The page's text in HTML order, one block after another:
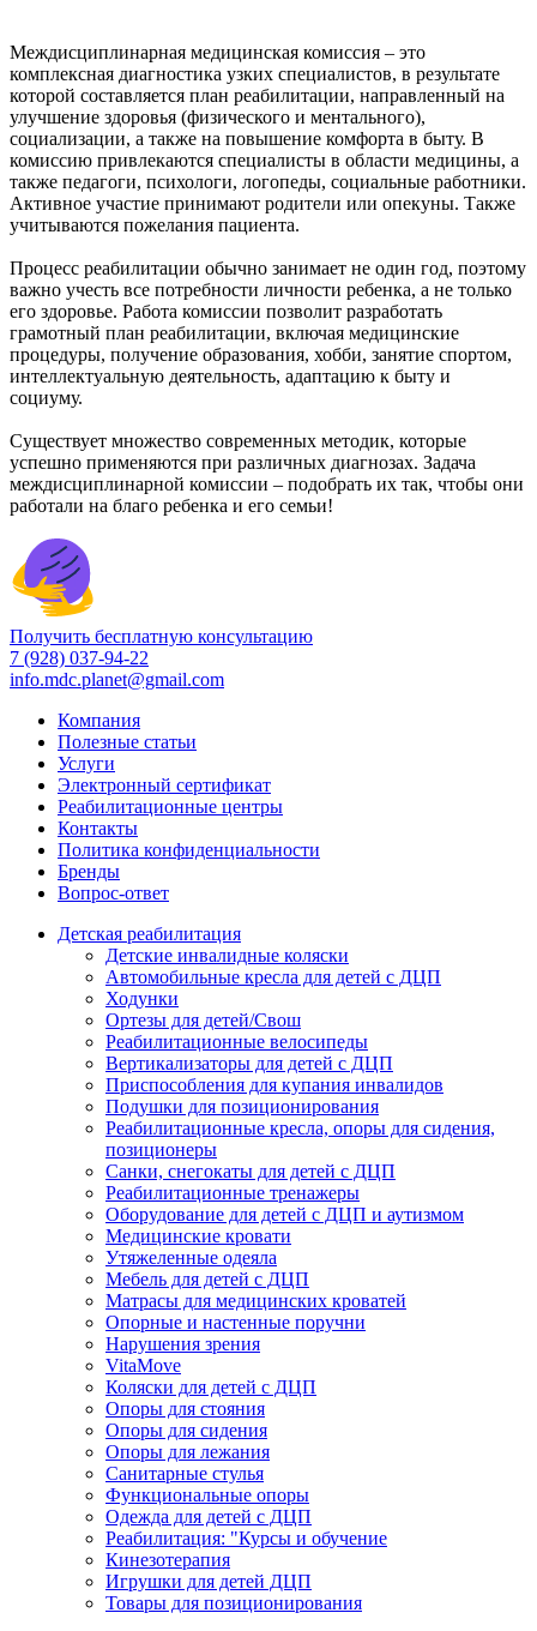
Междисциплинарная медицинская комиссия – это
комплексная диагностика узких специалистов, в результате
которой составляется план реабилитации, направленный на
улучшение здоровья (физического и ментального),
социализации, а также на повышение комфорта в быту. В
комиссию привлекаются специалисты в области медицины, а
также педагоги, психологи, логопеды, социальные работники.
Активное участие принимают родители или опекуны. Также
учитываются пожелания пациента.
Процесс реабилитации обычно занимает не один год, поэтому
важно учесть все потребности личности ребенка, а не только
его здоровье. Работа комиссии позволит разработать
грамотный план реабилитации, включая медицинские
процедуры, получение образования, хобби, занятие спортом,
интеллектуальную деятельность, адаптацию к быту и
социуму.
Существует множество современных методик, которые
успешно применяются при различных диагнозах. Задача
междисциплинарной комиссии – подобрать их так, чтобы они
работали на благо ребенка и его семьи!
Получить бесплатную консультацию
7 (928) 037-94-22
info.mdc.planet@gmail.com
Компания
Полезные статьи
Услуги
Электронный сертификат
Реабилитационные центры
Контакты
Политика конфиденциальности
Бренды
Вопрос-ответ
Детская реабилитация
Детские инвалидные коляски
Автомобильные кресла для детей с ДЦП
Ходунки
Ортезы для детей/Свош
Реабилитационные велосипеды
Вертикализаторы для детей с ДЦП
Приспособления для купания инвалидов
Подушки для позиционирования
Реабилитационные кресла, опоры для сидения,
позиционеры
Санки, снегокаты для детей с ДЦП
Реабилитационные тренажеры
Оборудование для детей с ДЦП и аутизмом
Медицинские кровати
Утяжеленные одеяла
Мебель для детей с ДЦП
Матрасы для медицинских кроватей
Опорные и настенные поручни
Нарушения зрения
VitaMove
Коляски для детей с ДЦП
Опоры для стояния
Опоры для сидения
Опоры для лежания
Санитарные стулья
Функциональные опоры
Одежда для детей с ДЦП
Реабилитация: "Курсы и обучение
Кинезотерапия
Игрушки для детей ДЦП
Товары для позиционирования